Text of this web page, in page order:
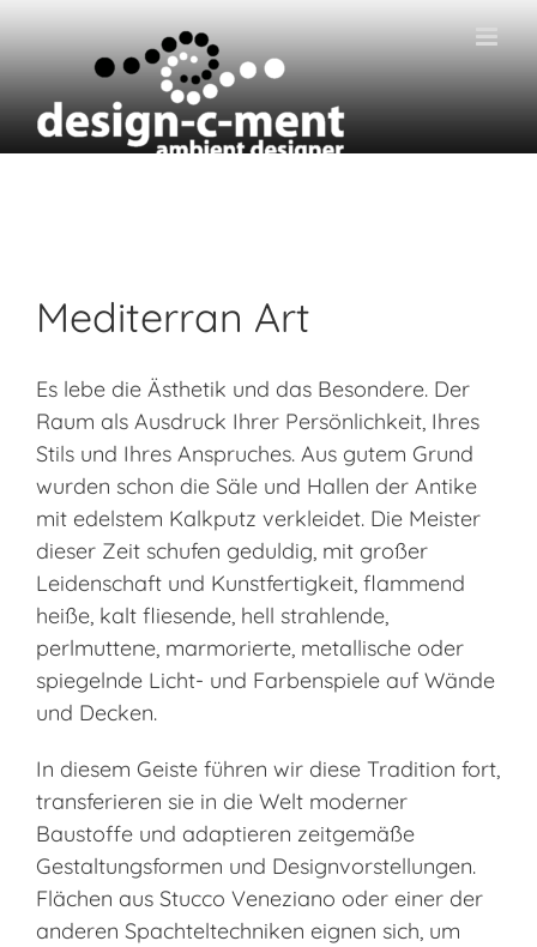
Inhalt
springen
Mediterran Art
Es lebe die Ästhetik und das Besondere. Der
Raum als Ausdruck Ihrer Persönlichkeit, Ihres
Stils und Ihres Anspruches. Aus gutem Grund
wurden schon die Säle und Hallen der Antike
mit edelstem Kalkputz verkleidet. Die Meister
dieser Zeit schufen geduldig, mit großer
Leidenschaft und Kunstfertigkeit, flammend
heiße, kalt fliesende, hell strahlende,
perlmuttene, marmorierte, metallische oder
spiegelnde Licht- und Farbenspiele auf Wände
und Decken.
In diesem Geiste führen wir diese Tradition fort,
transferieren sie in die Welt moderner
Baustoffe und adaptieren zeitgemäße
Gestaltungsformen und Designvorstellungen.
Flächen aus Stucco Veneziano oder einer der
anderen Spachteltechniken eignen sich, um